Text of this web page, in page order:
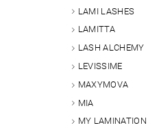
LAMI LASHES
LAMITTA
LASH ALCHEMY
LEVISSIME
MAXYMOVA
MIA
MY LAMINATION